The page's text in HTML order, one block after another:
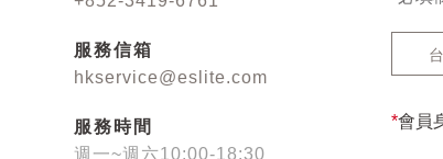
服務信箱
hkservice@eslite.com
服務時間
週一~週六10:00-18:30
*會員